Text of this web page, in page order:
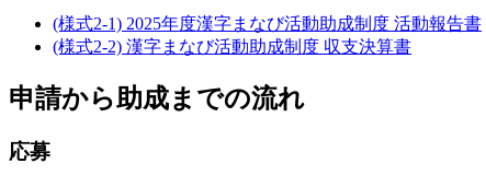
(様式2-1) 2025年度漢字まなび活動助成制度 活動報告書
(様式2-2) 漢字まなび活動助成制度 収支決算書
申請から助成までの流れ
応募